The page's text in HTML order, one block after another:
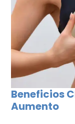
Beneficios
Aumento